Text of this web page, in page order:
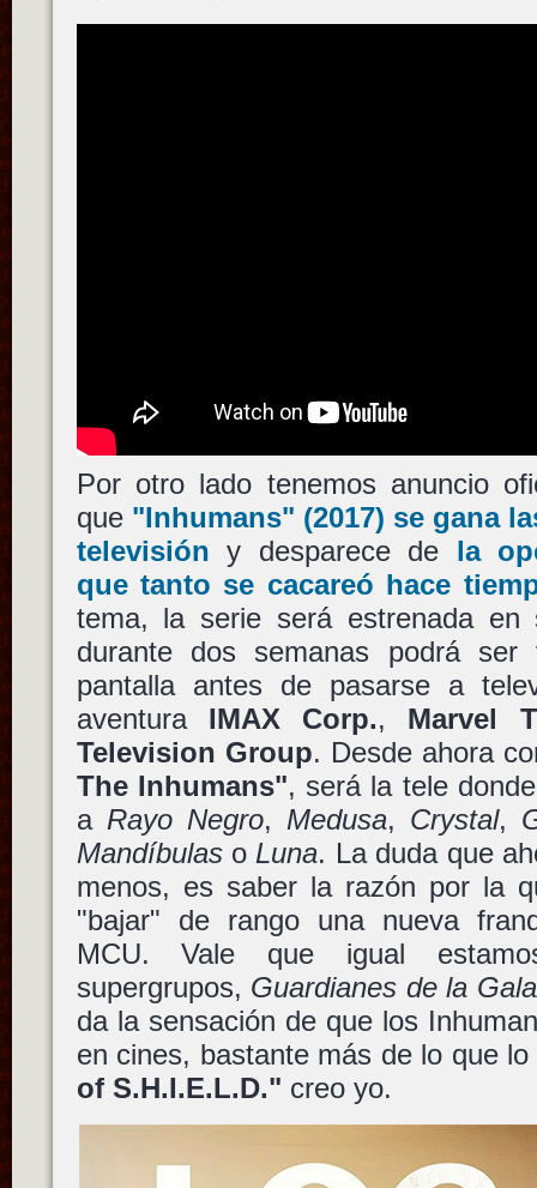
Por otro lado tenemos anuncio
que "Inhumans" (2017) se gana
televisión y desparece de la
que tanto se cacareó hace
tema, la serie será estrenada
durante dos semanas podrá
pantalla antes de pasarse a
aventura IMAX Corp., Marvel
Television Group. Desde ahora
The Inhumans", será la tele
a Rayo Negro, Medusa, Crystal,
Mandíbulaso Luna. La duda que
menos, es saber la razón por la
"bajar" de rango una nueva
MCU. Vale que igual
supergrupos, Guardianes de la
da la sensación de que los
en cines, bastante más de lo que
of S.H.I.E.L.D." creo yo.